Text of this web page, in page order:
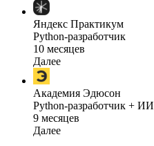
Яндекс Практикум
Python-разработчик
10 месяцев
Далее
Академия Эдюсон
Python-разработчик + ИИ
9 месяцев
Далее